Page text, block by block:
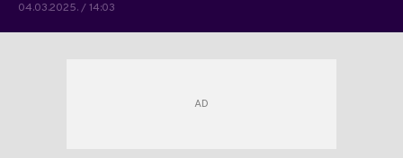
04.03.2025. / 14:03